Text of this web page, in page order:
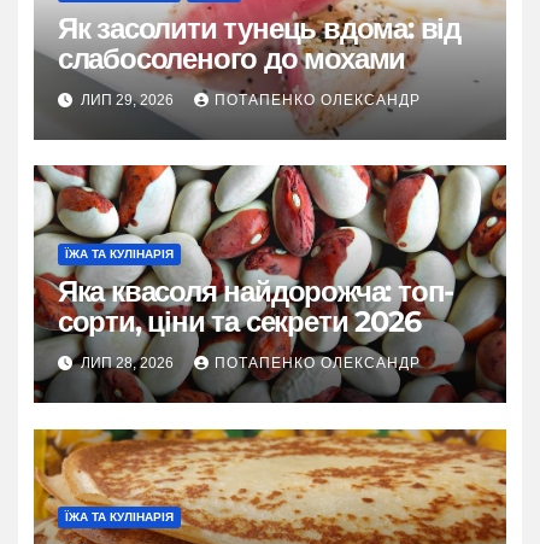
Як засолити тунець вдома: від
слабосоленого до мохами
ЛИП 29, 2026 ПОТАПЕНКО ОЛЕКСАНДР
ЇЖА ТА КУЛІНАРІЯ
Яка квасоля найдорожча: топ-
сорти, ціни та секрети 2026
ЛИП 28, 2026 ПОТАПЕНКО ОЛЕКСАНДР
ЇЖА ТА КУЛІНАРІЯ